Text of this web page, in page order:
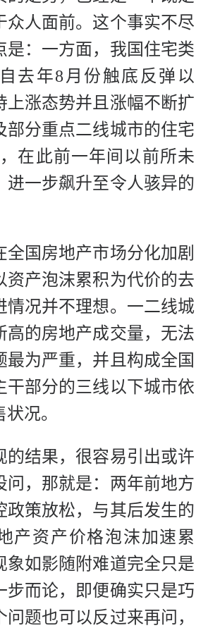
众人面前。这个事实不尽
是：一方面，我国住宅类
去年8月份触底反弹以
上涨态势并且涨幅不断扩
部分重点二线城市的住宅
在此前一年间以前所未
进一步飙升至令人骇异的
全国房地产市场分化加剧
资产泡沫累积为代价的去
情况并不理想。一二线城
高的房地产成交量，无法
最为严重，并且构成全国
干部分的三线以下城市依
况。
的结果，很容易引出或许
问，那就是：两年前地方
政策放松，与其后发生的
产资产价格泡沫加速累
象如影随附难道完全只是
步而论，即便确实只是巧
题也可以反过来再问，